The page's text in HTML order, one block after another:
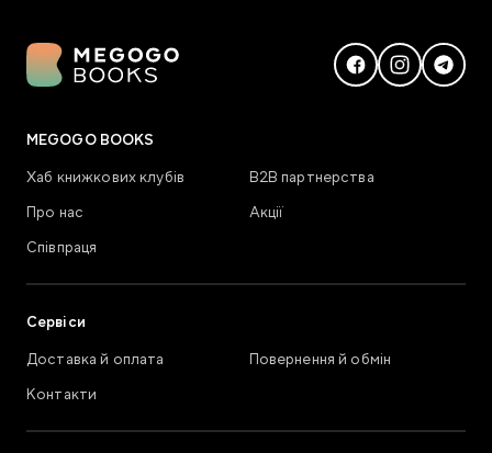
MEGOGO BOOKS
Хаб книжкових клубів
В2В партнерства
Про нас
Акції
Співпраця
Сервіси
Доставка й оплата
Повернення й обмін
Контакти